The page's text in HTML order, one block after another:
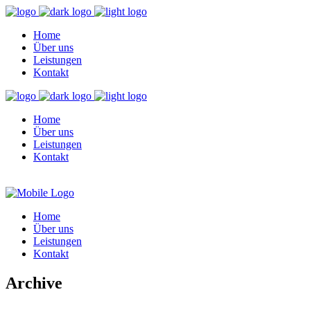
Home
Über uns
Leistungen
Kontakt
Home
Über uns
Leistungen
Kontakt
Home
Über uns
Leistungen
Kontakt
Archive